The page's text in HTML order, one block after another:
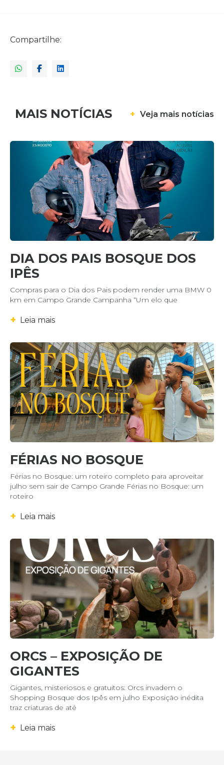
Compartilhe:
MAIS NOTÍCIAS + Veja mais notícias
DIA DOS PAIS BOSQUE DOS
IPÊS
Compras para o Dia dos Pais podem render uma BMW 0
km em Campo Grande Campanha “Um elo que
+ Leia mais
FÉRIAS NO BOSQUE
Férias no Bosque: um roteiro completo para aproveitar
julho sem sair de Campo Grande Férias no Bosque: um
roteiro
+ Leia mais
ORCS – EXPOSIÇÃO DE
GIGANTES
Gigantes, misteriosos e gratuitos: Orcs invadem o
Shopping Bosque dos Ipês em julho Exposição inédita
traz criaturas de até
+ Leia mais